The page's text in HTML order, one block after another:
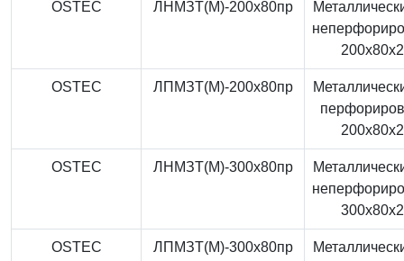
OSTEC ЛНМЗТ(М)-200x80пр
OSTEC ЛПМЗТ(М)-200x80пр
OSTEC ЛНМЗТ(М)-300x80пр
OSTEC ЛПМЗТ(М)-300x80пр